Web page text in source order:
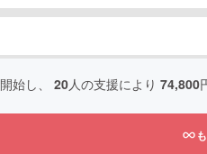
始し、 20人の支援により 74,800